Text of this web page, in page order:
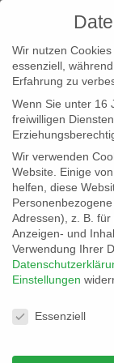
Wir nutzen
essenziell,
Erfahrung zu
Wenn Sie unter 16
freiwilligen
Wir verwenden
Website. Einige
helfen, diese
Adressen), z. B.
Anzeigen- und
Verwendung Ihrer
Einstellungen
Essenziell